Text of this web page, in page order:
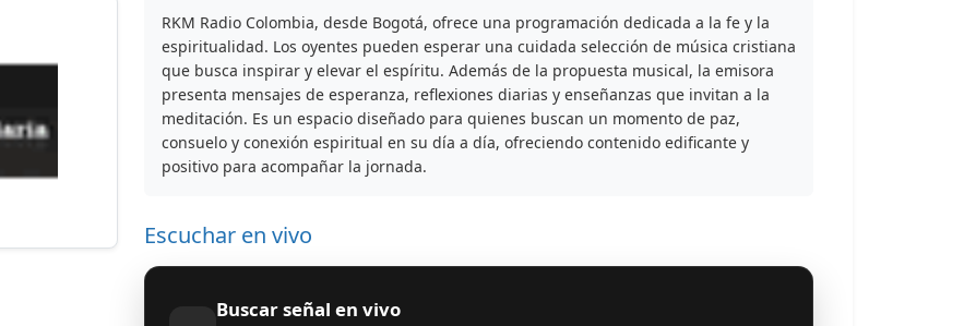
RKM Radio Colombia, desde Bogotá, ofrece una programación dedicada a la fe y la
espiritualidad. Los oyentes pueden esperar una cuidada selección de música cristiana
que busca inspirar y elevar el espíritu. Además de la propuesta musical, la emisora
presenta mensajes de esperanza, reflexiones diarias y enseñanzas que invitan a la
meditación. Es un espacio diseñado para quienes buscan un momento de paz,
consuelo y conexión espiritual en su día a día, ofreciendo contenido edificante y
positivo para acompañar la jornada.
Escuchar en vivo
Buscar señal en vivo